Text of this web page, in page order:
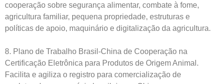
cooperação sobre segurança alimentar, combate à fome,
agricultura familiar, pequena propriedade, estruturas e
políticas de apoio, maquinário e digitalização da agricultura.
8. Plano de Trabalho Brasil-China de Cooperação na
Certificação Eletrônica para Produtos de Origem Animal.
Facilita e agiliza o registro para comercialização de